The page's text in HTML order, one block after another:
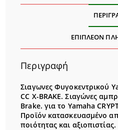
ΕΠΙΠΛΈΟΝ
Περιγραφή
Σιαγωνες Φυγοκεντρικού
CC X-BRAKE. Σιαγώνες
Brake. για το Yamaha
Προϊόν κατασκευασμένο
ποιότητας και αξιοπιστίας.